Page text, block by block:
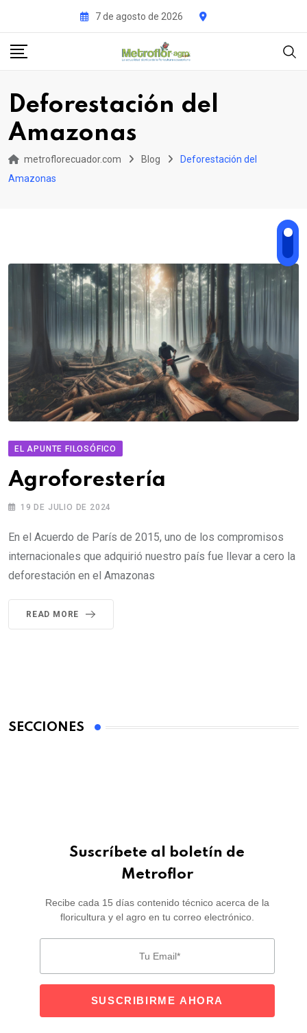
content
7 de agosto de 2026
Deforestación del
Amazonas
metroflorecuador.com Blog
Deforestación del
Amazonas
EL APUNTE FILOSÓFICO
Agroforestería
19 DE JULIO DE 2024
En el Acuerdo de París de 2015, uno de los compromisos
internacionales que adquirió nuestro país fue llevar a cero la
deforestación en el Amazonas
READ MORE
SECCIONES
Suscríbete al boletín de
Metroflor
Recibe cada 15 días contenido técnico acerca de la
floricultura y el agro en tu correo electrónico.